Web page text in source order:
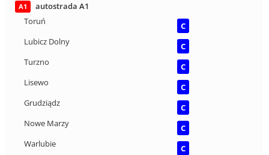
A1
autostrada A1
Toruń
C
Lubicz Dolny
C
Turzno
C
Lisewo
C
Grudziądz
C
Nowe Marzy
C
Warlubie
C